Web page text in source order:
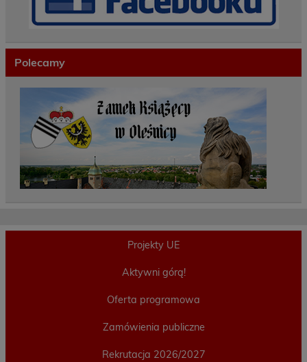
Polecamy
Projekty UE
Aktywni górą!
Oferta programowa
Zamówienia publiczne
Rekrutacja 2026/2027